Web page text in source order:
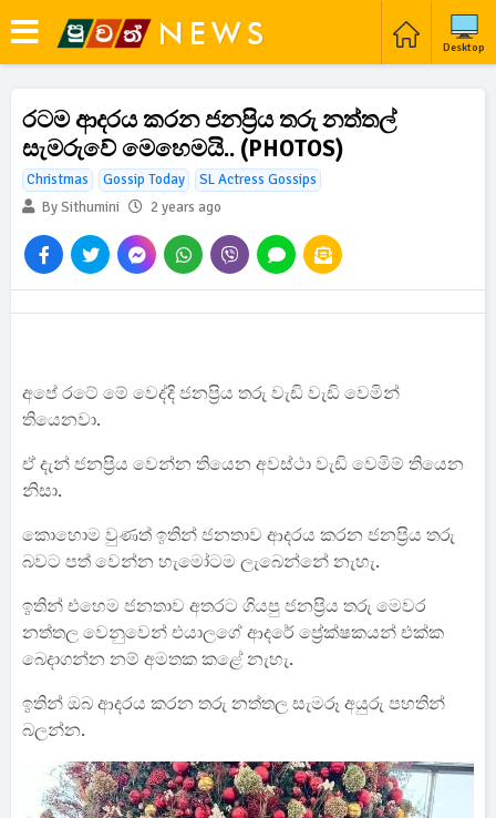
Desktop
රටම ආදරය කරන ජනප්‍රිය තරු නත්තල්
සැමරුවේ මෙහෙමයි.. (PHOTOS)
Christmas Gossip Today
SL Actress Gossips
By Sithumini
2 years ago
අපේ රටේ මේ වෙද්දි ජනප්‍රිය තරු වැඩි වැඩි වෙමින්
තියෙනවා.
ඒ දැන් ජනප්‍රිය වෙන්න තියෙන අවස්ථා වැඩි වෙමිම් තියෙන
නිසා.
කොහොම වුණත් ඉතින් ජනතාව ආදරය කරන ජනප්‍රිය තරු
බවට පත් වෙන්න හැමෝටම ලැබෙන්නේ නැහැ.
ඉතින් එහෙම ජනතාව අතරට ගියපු ජනප්‍රිය තරු මෙවර
නත්තල වෙනුවෙන් එයාලගේ ආදරේ ප්‍රේක්ෂකයන් එක්ක
බෙදාගන්න නම් අමතක කළේ නැහැ.
ඉතින් ඔබ ආදරය කරන තරු නත්තල සැමරූ අයුරු පහතින්
බලන්න.